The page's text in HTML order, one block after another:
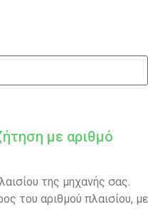
με αριθμό
της μηχανής σας.
του αριθμού πλαισίου, με